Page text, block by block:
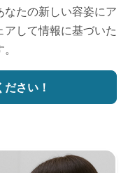
たの新しい容姿にア
して情報に基づいた
さい！